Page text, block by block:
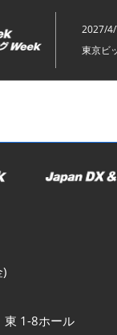
2027/
東京ビ
東 1-8ホール